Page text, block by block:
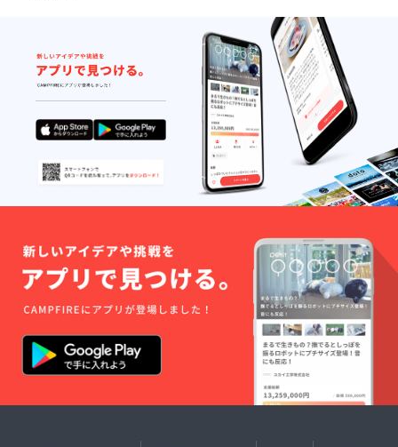
オニン
グを選
択して
下さ
い。